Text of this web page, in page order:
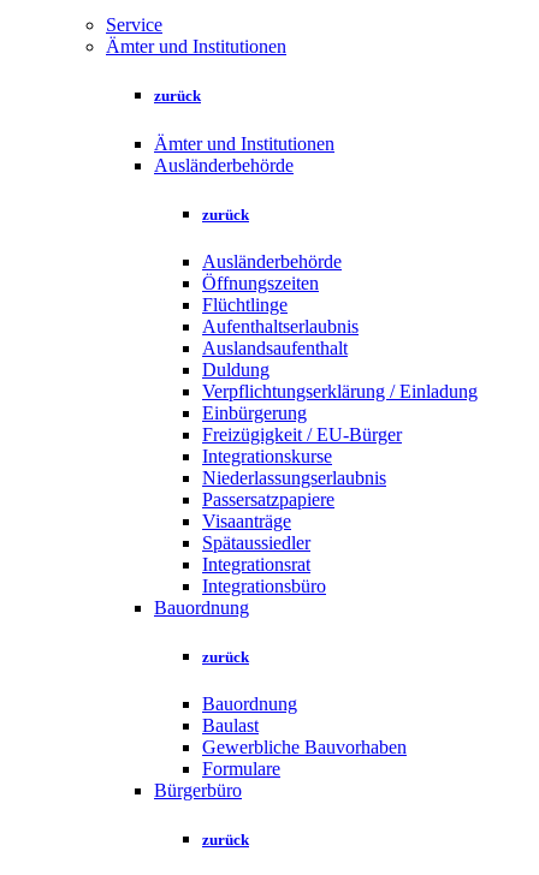
Service
Ämter und Institutionen
zurück
Ämter und Institutionen
Ausländerbehörde
zurück
Ausländerbehörde
Öffnungszeiten
Flüchtlinge
Aufenthaltserlaubnis
Auslandsaufenthalt
Duldung
Verpflichtungserklärung / Einladung
Einbürgerung
Freizügigkeit / EU-Bürger
Integrationskurse
Niederlassungserlaubnis
Passersatzpapiere
Visaanträge
Spätaussiedler
Integrationsrat
Integrationsbüro
Bauordnung
zurück
Bauordnung
Baulast
Gewerbliche Bauvorhaben
Formulare
Bürgerbüro
zurück